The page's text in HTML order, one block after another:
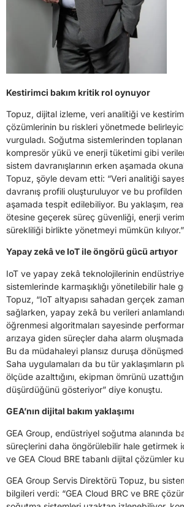
Kestirimci bakım kritik rol oynuyor
Topuz, dijital izleme, veri analitiği ve
çözümlerinin bu riskleri yönetmede
vurguladı. Soğutma sistemlerinden toplanan
kompresör yükü ve enerji tüketimi gibi
sistem davranışlarının erken aşamada
Topuz, şöyle devam etti: “Veri analitiği
davranış profili oluşturuluyor ve bu
aşamada tespit edilebiliyor. Bu yaklaşım,
ötesine geçerek süreç güvenliği, enerji
sürekliliği birlikte yönetmeyi mümkün kılıyor.”
Yapay zekâ ve IoT ile öngörü gücü artıyor
IoT ve yapay zekâ teknolojilerinin
sistemlerinde karmaşıklığı yönetilebilir hale
Topuz, “IoT altyapısı sahadan gerçek
sağlarken, yapay zekâ bu verileri
öğrenmesi algoritmaları sayesinde
arızaya giden süreçler daha alarm
Bu da müdahaleyi plansız duruşa
Saha uygulamaları da bu tür yaklaşımların
ölçüde azalttığını, ekipman ömrünü
düşürdüğünü gösteriyor” diye konuştu.
GEA’nın dijital bakım yaklaşımı
GEA Group, endüstriyel soğutma alanında
süreçlerini daha öngörülebilir hale getirmek
ve GEA Cloud BRE tabanlı dijital çözümler
GEA Group Servis Direktörü Topuz, bu
bilgileri verdi: “GEA Cloud BRC ve BRE